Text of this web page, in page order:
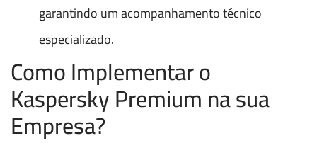
garantindo um acompanhamento técnico
especializado.
Como Implementar o
Kaspersky Premium na sua
Empresa?